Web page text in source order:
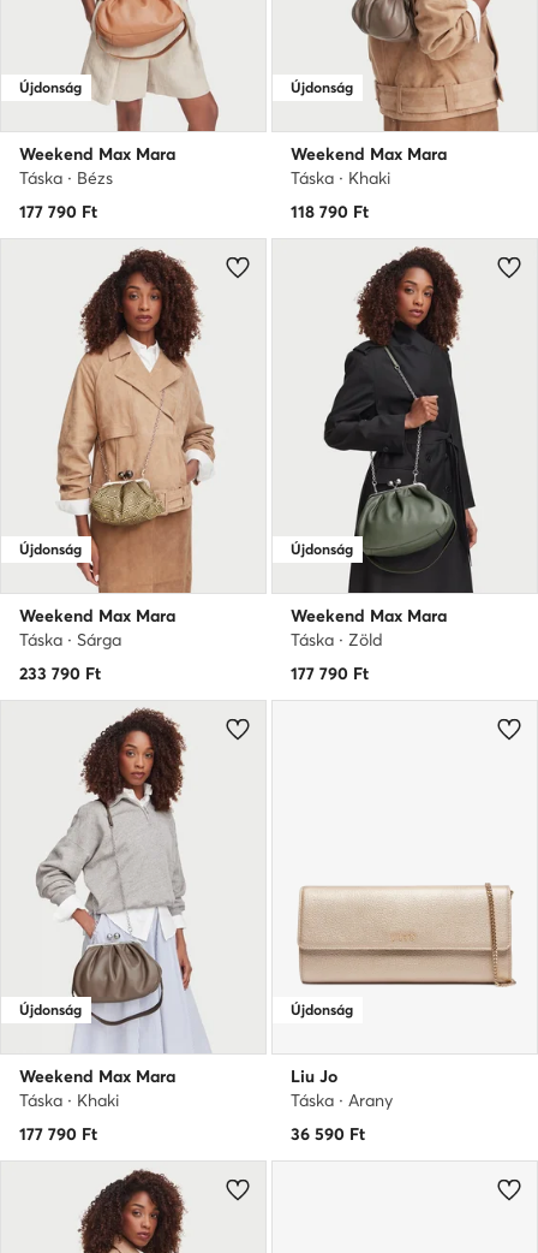
Újdonság
Weekend Max Mara
Táska · Bézs
177 790 Ft
Újdonság
Weekend Max Mara
Táska · Khaki
118 790 Ft
Újdonság
Weekend Max Mara
Táska · Sárga
233 790 Ft
Újdonság
Weekend Max Mara
Táska · Zöld
177 790 Ft
Újdonság
Weekend Max Mara
Táska · Khaki
177 790 Ft
Újdonság
Liu Jo
Táska · Arany
36 590 Ft